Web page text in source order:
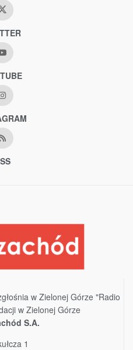
w Zielonej Górze "Radio
w Zielonej Górze
S.A.
1